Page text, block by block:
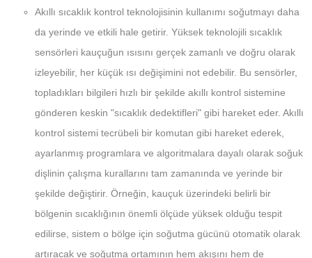
Akıllı sıcaklık kontrol teknolojisinin kullanımı soğutmayı daha
da yerinde ve etkili hale getirir. Yüksek teknolojili sıcaklık
sensörleri kauçuğun ısısını gerçek zamanlı ve doğru olarak
izleyebilir, her küçük ısı değişimini not edebilir. Bu sensörler,
topladıkları bilgileri hızlı bir şekilde akıllı kontrol sistemine
gönderen keskin "sıcaklık dedektifleri" gibi hareket eder. Akıllı
kontrol sistemi tecrübeli bir komutan gibi hareket ederek,
ayarlanmış programlara ve algoritmalara dayalı olarak soğuk
dişlinin çalışma kurallarını tam zamanında ve yerinde bir
şekilde değiştirir. Örneğin, kauçuk üzerindeki belirli bir
bölgenin sıcaklığının önemli ölçüde yüksek olduğu tespit
edilirse, sistem o bölge için soğutma gücünü otomatik olarak
artıracak ve soğutma ortamının hem akışını hem de